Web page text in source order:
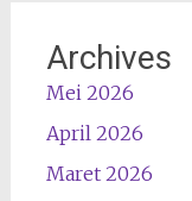
Archives
Mei 2026
April 2026
Maret 2026